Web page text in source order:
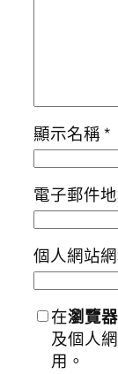
顯示名稱*
電子郵件
個人網站
在瀏覽器
及個人
用。